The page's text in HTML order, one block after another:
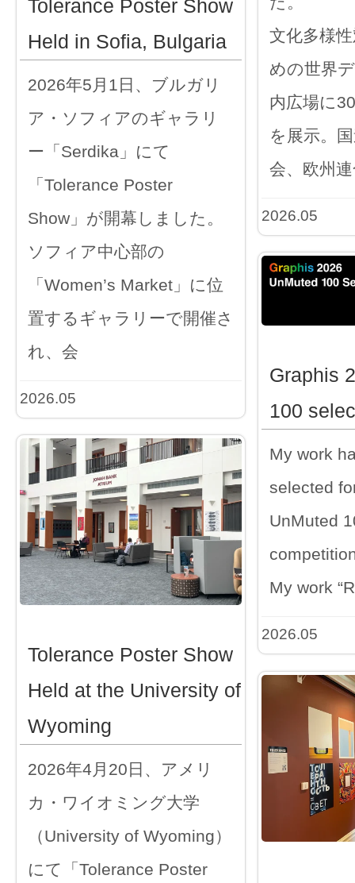
文化多様
めの世界
内広場に
を展示。
会、欧州
2026.05
Tolerance Poster Show
Held in Sofia, Bulgaria
2026年5月1日、ブルガリ
ア・ソフィアのギャラリ
ー「Serdika」にて
「Tolerance Poster
Show」が開幕しました。
ソフィア中心部の
「Women’s Market」に位
置するギャラリーで開催さ
れ、会
2026.05
Graphis
100
My work
selected
UnMuted
My work
2026.05
Tolerance Poster Show
Held at the University of
Wyoming
2026年4月20日、アメリ
カ・ワイオミング大学
（University of Wyoming）
にて「Tolerance Poster